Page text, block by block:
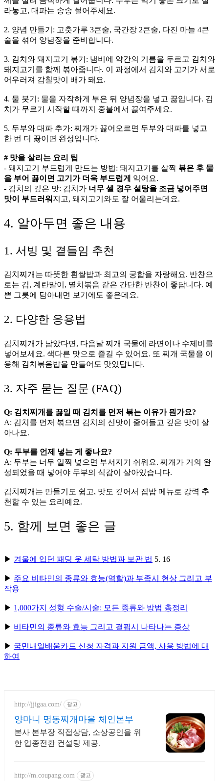
라놓고, 대파는 송송 썰어주세요.
2. 양념 만들기: 고춧가루 3큰술, 국간장 2큰술, 다진 마늘 4큰
술을 섞어 양념장을 준비합니다.
3. 김치와 돼지고기 볶기: 냄비에 약간의 기름을 두르고 김치와
돼지고기를 함께 볶아줍니다. 이 과정에서 김치와 고기가 서로
어우러져 감칠맛이 배가 돼요.
4. 물 붓기: 물을 자작하게 부은 뒤 양념장을 넣고 끓입니다. 김
치가 무르기 시작할 때까지 중불에서 끓여주세요.
5. 두부와 대파 추가: 찌개가 끓어오르면 두부와 대파를 넣고
한 번 더 끓이면 완성입니다.
# 맛을 살리는 요리 팁
- 돼지고기 부드럽게 만드는 방법: 돼지고기를 살짝 볶은 후 물
을 부어 끓이면 고기가 더욱 부드럽게
익어요.
- 김치의 깊은 맛: 김치가 너무 셀 경우 설탕을 조금 넣어주면
맛이 부드러워 지고, 돼지고기와도 잘 어울리는데요.
4. 알아두면 좋은 내용
1. 서빙 및 곁들임 추천
김치찌개는 따뜻한 흰쌀밥과 최고의 궁합을 자랑해요. 반찬으
로는 김, 계란말이, 멸치볶음 같은 간단한 반찬이 좋답니다. 예
쁜 그릇에 담아내면 보기에도 좋은데요.
2. 다양한 응용법
김치찌개가 남았다면, 다음날 찌개 국물에 라면이나 수제비를
넣어보세요. 색다른 맛으로 즐길 수 있어요. 또 찌개 국물을 이
용해 김치볶음밥을 만들어도 맛있답니다.
3. 자주 묻는 질문 (FAQ)
Q: 김치찌개를 끓일 때 김치를 먼저 볶는 이유가 뭔가요?
A: 김치를 먼저 볶으면 김치의 신맛이 줄어들고 깊은 맛이 살
아나요.
Q: 두부를 언제 넣는 게 좋나요?
A: 두부는 너무 일찍 넣으면 부서지기 쉬워요. 찌개가 거의 완
성되었을 때 넣어야 두부의 식감이 살아있습니다.
김치찌개는 만들기도 쉽고, 맛도 깊어서 집밥 메뉴로 강력 추
천할 수 있는 요리예요.
5. 함께 보면 좋은 글
▶ 겨울에 입던 패딩 옷 세탁 방법과 보관 법 5. 16
▶ 주요 비타민의 종류와 효능(역할)과 부족시 현상 그리고 부
작용
▶ 1,000가지 성형 수술/시술: 모든 종류와 방법 총정리
▶ 비타민의 종류와 효능 그리고 결핍시 나타나는 증상
▶ 국민내일배움카드 신청 자격과 지원 금액, 사용 방법에 대
하여
http://jjigaa.com/ 광고
양마니 명동찌개마을 체인본부
본사 본부장 직접상담, 소상공인을 위
한 업종전환 컨설팅 제공.
http://m.coupang.com 광고